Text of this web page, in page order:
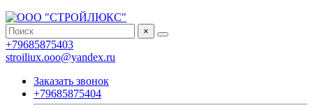
×
+79685875403
stroiliux.ooo@yandex.ru
Заказать звонок
+79685875404